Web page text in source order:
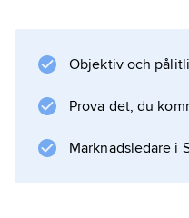
.
Information
Objektiv och
Prova det, du
Marknadsledare i